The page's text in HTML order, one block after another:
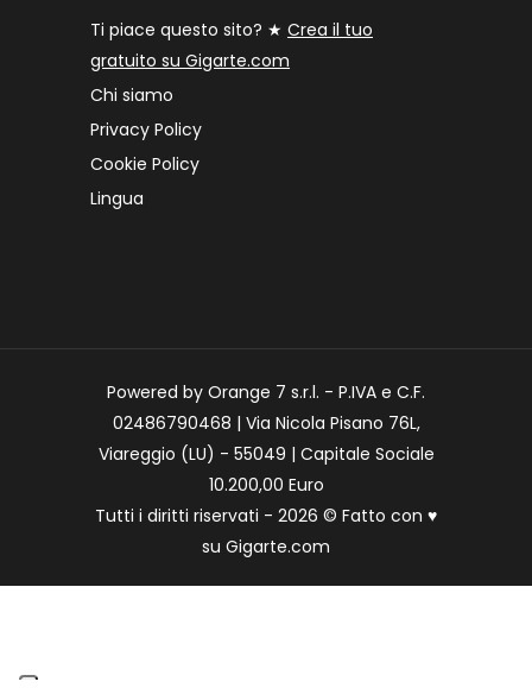
Ti piace questo sito? ★ Crea il tuo
gratuito su Gigarte.com
Chi siamo
Privacy Policy
Cookie Policy
Lingua
Powered by Orange 7 s.r.l. - P.IVA e C.F.
02486790468 | Via Nicola Pisano 76L,
Viareggio (LU) - 55049 | Capitale Sociale
10.200,00 Euro
Tutti i diritti riservati - 2026 © Fatto con ♥
su Gigarte.com